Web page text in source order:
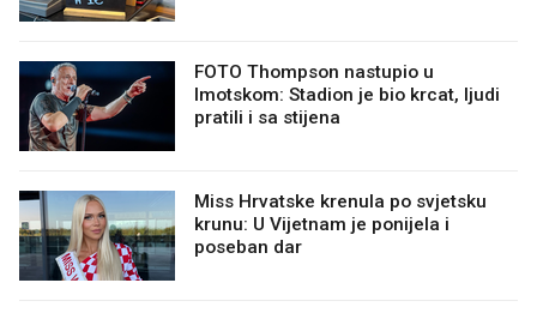
FOTO Thompson nastupio u
Imotskom: Stadion je bio krcat, ljudi
pratili i sa stijena
Miss Hrvatske krenula po svjetsku
krunu: U Vijetnam je ponijela i
poseban dar